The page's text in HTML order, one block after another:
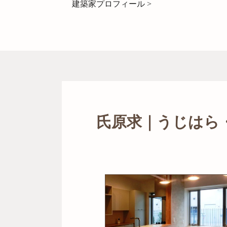
建築家プロフィール >
氏原求｜うじはら